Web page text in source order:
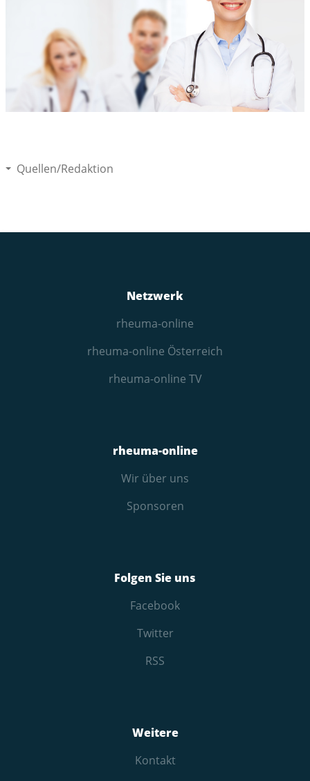
Quellen/Redaktion
Netzwerk
rheuma-online
rheuma-online Österreich
rheuma-online TV
rheuma-online
Wir über uns
Sponsoren
Folgen Sie uns
Facebook
Twitter
RSS
Weitere
Kontakt